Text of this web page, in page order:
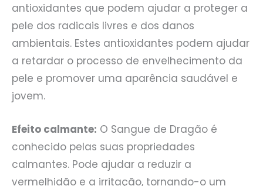
antioxidantes que podem ajudar a proteger a
pele dos radicais livres e dos danos
ambientais. Estes antioxidantes podem ajudar
a retardar o processo de envelhecimento da
pele e promover uma aparência saudável e
jovem.
Efeito calmante: O Sangue de Dragão é
conhecido pelas suas propriedades
calmantes. Pode ajudar a reduzir a
vermelhidão e a irritação, tornando-o um